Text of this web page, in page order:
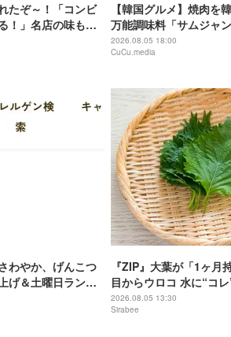
たぞ～！「コンビ
！」名店の味も楽
ス
【韓国グルメ】焼肉を
万能調味料「サムジャ
2026.08.05 18:00
CuCu.media
わやか、げんこつ
げ＆土曜日ランチ
れまでにない厳し
『ZIP』大葉が「1ヶ月
目からウロコ 水に“コ
け
2026.08.05 13:30
Sirabee